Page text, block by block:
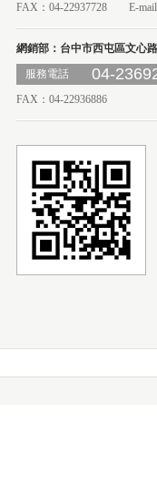
FAX：04-22937728 E-mail
網銷部：台中市西屯區文心
服務電話
04-
FAX：04-22936886